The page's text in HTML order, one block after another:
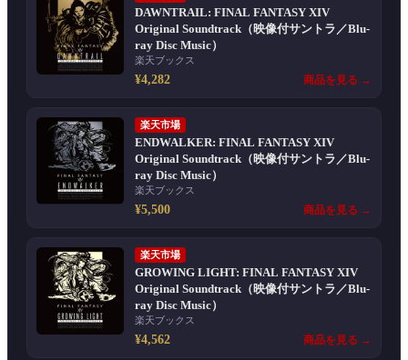
DAWNTRAIL: FINAL FANTASY XIV
Original Soundtrack（映像付サントラ／Blu-
ray Disc Music）
楽天ブックス
¥4,282 商品を見る →
楽天市場
ENDWALKER: FINAL FANTASY XIV
Original Soundtrack（映像付サントラ／Blu-
ray Disc Music）
楽天ブックス
¥5,500 商品を見る →
楽天市場
GROWING LIGHT: FINAL FANTASY XIV
Original Soundtrack（映像付サントラ／Blu-
ray Disc Music）
楽天ブックス
¥4,562 商品を見る →